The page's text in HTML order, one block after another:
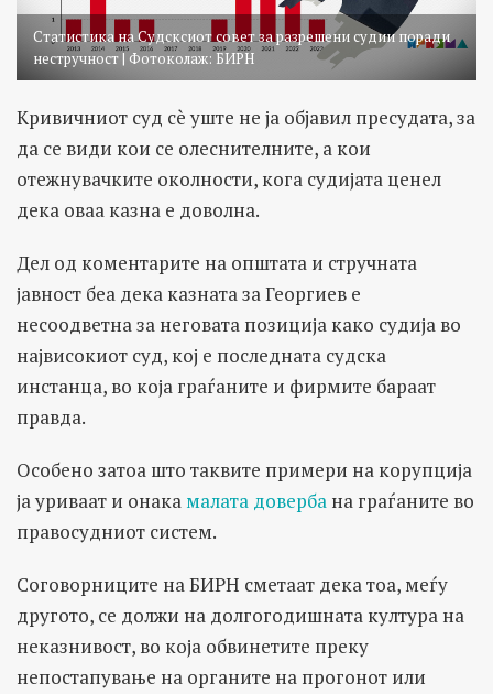
Статистика на Судсксиот совет за разрешени судии поради
нестручност | Фотоколаж: БИРН
Кривичниот суд сè уште не ја објавил пресудата, за
да се види кои се олеснителните, а кои
отежнувачките околности, кога судијата ценел
дека оваа казна е доволна.
Дел од коментарите на општата и стручната
јавност беа дека казната за Георгиев е
несоодветна за неговата позиција како судија во
највисокиот суд, кој е последната судска
инстанца, во која граѓаните и фирмите бараат
правда.
Особено затоа што таквите примери на корупција
ја уриваат и онака малата доверба на граѓаните во
правосудниот систем.
Соговорниците на БИРН сметаат дека тоа, меѓу
другото, се должи на долгогодишната култура на
неказнивост, во која обвинетите преку
непостапување на органите на прогонот или